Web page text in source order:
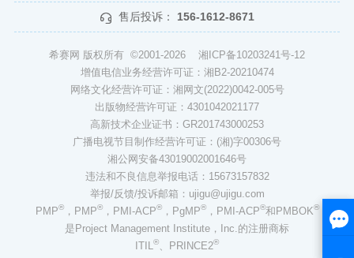
售后投诉： 156-1612-8671
希赛网 版权所有 ©2001-2026 湘ICP备10203241号-12
增值电信业务经营许可证：湘B2-20210474
网络文化经营许可证：湘网文(2022)0042-005号
出版物经营许可证：4301042021177
高新技术企业证书：GR201743000253
广播电视节目制作经营许可证：(湘)字00306号
湘公网安备43019002001646号
违法和不良信息举报电话：15673157832
举报/反馈/投诉邮箱：ujigu@ujigu.com
PMP®，PMP®，PMI-ACP®，PgMP®，PMI-ACP®和PMBOK®
是Project Management Institute，Inc.的注册商标
ITIL®、PRINCE2®